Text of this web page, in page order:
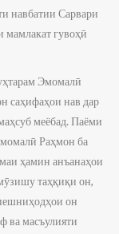
навбатии Сарвари
мамлакат гувоҳӣ
Эмомалӣ
саҳифаҳои нав дар
меёбад. Паёми
Раҳмон ба
ҳамин анъанаҳои
таҳқиқи он,
он
ва масъулияти